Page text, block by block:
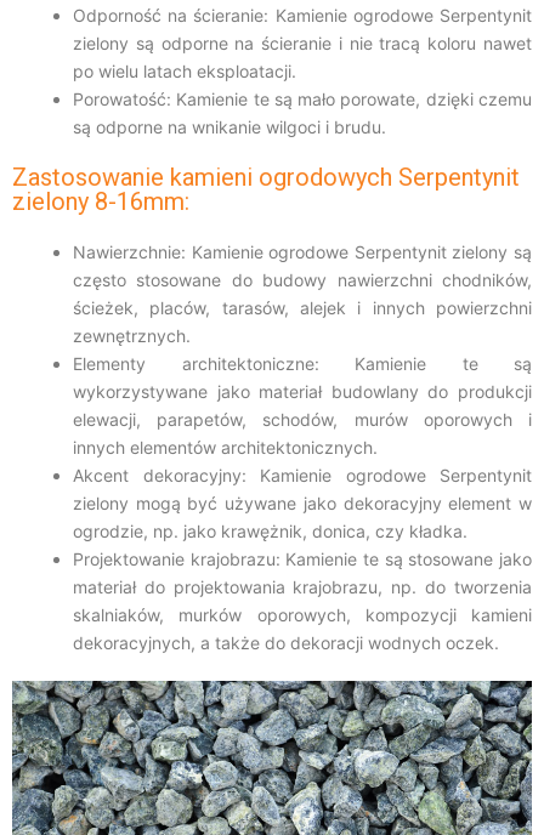
Odporność na ścieranie: Kamienie ogrodowe Serpentynit
zielony są odporne na ścieranie i nie tracą koloru nawet
po wielu latach eksploatacji.
Porowatość: Kamienie te są mało porowate, dzięki czemu
są odporne na wnikanie wilgoci i brudu.
Zastosowanie kamieni ogrodowych Serpentynit
zielony 8-16mm:
Nawierzchnie: Kamienie ogrodowe Serpentynit zielony są
często stosowane do budowy nawierzchni chodników,
ścieżek, placów, tarasów, alejek i innych powierzchni
zewnętrznych.
Elementy architektoniczne: Kamienie te są
wykorzystywane jako materiał budowlany do produkcji
elewacji, parapetów, schodów, murów oporowych i
innych elementów architektonicznych.
Akcent dekoracyjny: Kamienie ogrodowe Serpentynit
zielony mogą być używane jako dekoracyjny element w
ogrodzie, np. jako krawężnik, donica, czy kładka.
Projektowanie krajobrazu: Kamienie te są stosowane jako
materiał do projektowania krajobrazu, np. do tworzenia
skalniaków, murków oporowych, kompozycji kamieni
dekoracyjnych, a także do dekoracji wodnych oczek.